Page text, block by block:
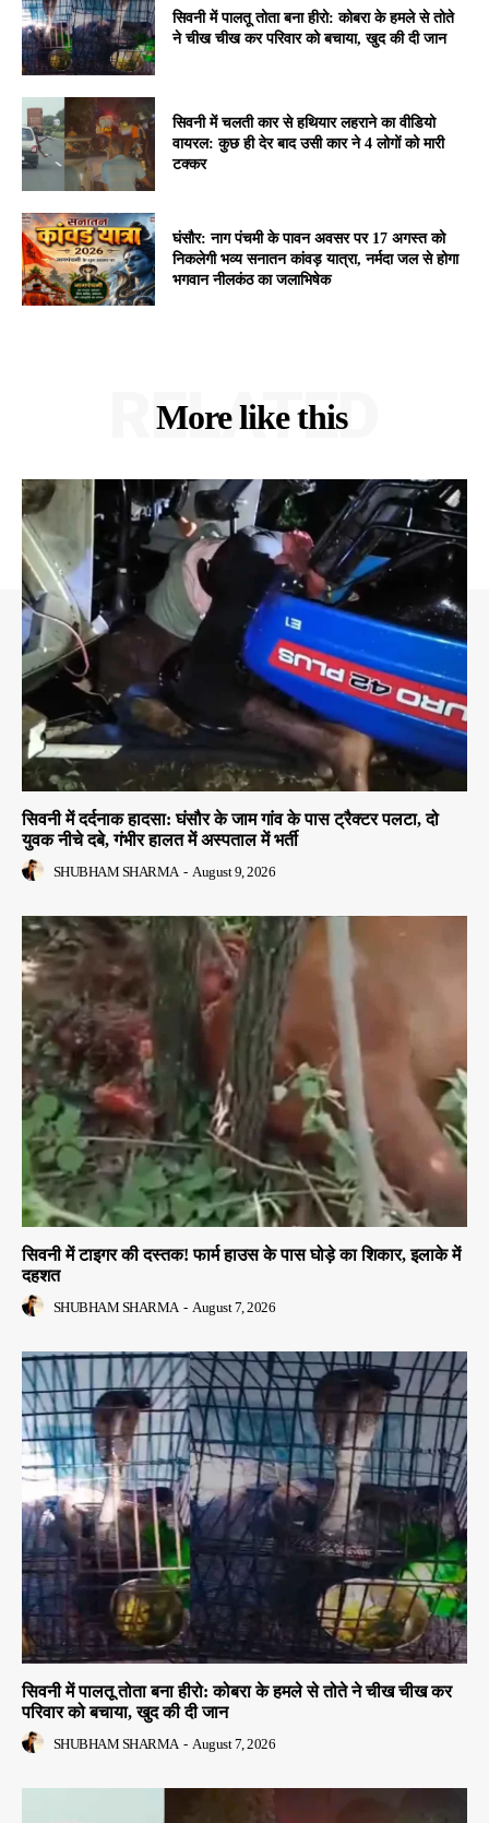
सिवनी में पालतू तोता बना हीरो: कोबरा के हमले से तोते
ने चीख चीख कर परिवार को बचाया, खुद की दी जान
सिवनी में चलती कार से हथियार लहराने का वीडियो
वायरल: कुछ ही देर बाद उसी कार ने 4 लोगों को मारी
टक्कर
घंसौर: नाग पंचमी के पावन अवसर पर 17 अगस्त को
निकलेगी भव्य सनातन कांवड़ यात्रा, नर्मदा जल से होगा
भगवान नीलकंठ का जलाभिषेक
More like this
RELATED
सिवनी में दर्दनाक हादसा: घंसौर के जाम गांव के पास ट्रैक्टर पलटा, दो
युवक नीचे दबे, गंभीर हालत में अस्पताल में भर्ती
SHUBHAM SHARMA - August 9, 2026
सिवनी में टाइगर की दस्तक! फार्म हाउस के पास घोड़े का शिकार, इलाके में
दहशत
SHUBHAM SHARMA - August 7, 2026
सिवनी में पालतू तोता बना हीरो: कोबरा के हमले से तोते ने चीख चीख कर
परिवार को बचाया, खुद की दी जान
SHUBHAM SHARMA - August 7, 2026